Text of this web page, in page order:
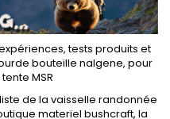
tests produits et
bouteille nalgene, pour
tente MSR
de la vaisselle randonnée
materiel bushcraft, la